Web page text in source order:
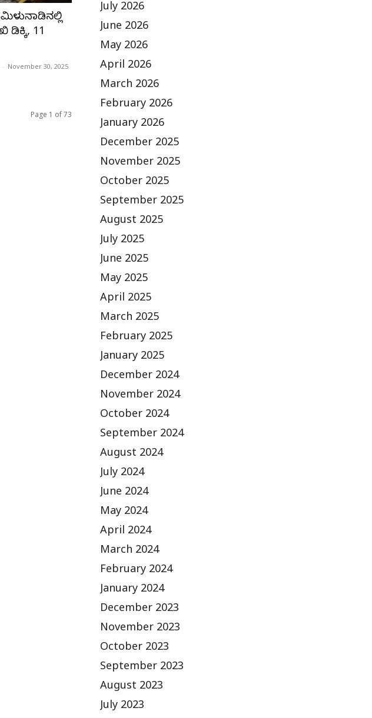
11
- November 30, 2025
Page 1 of 73
July 2026
June 2026
May 2026
April 2026
March 2026
February 2026
January 2026
December 2025
November 2025
October 2025
September 2025
August 2025
July 2025
June 2025
May 2025
April 2025
March 2025
February 2025
January 2025
December 2024
November 2024
October 2024
September 2024
August 2024
July 2024
June 2024
May 2024
April 2024
March 2024
February 2024
January 2024
December 2023
November 2023
October 2023
September 2023
August 2023
July 2023